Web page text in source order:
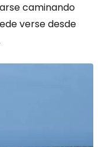
caminando
verse desde